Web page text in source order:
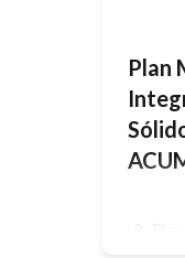
Plan